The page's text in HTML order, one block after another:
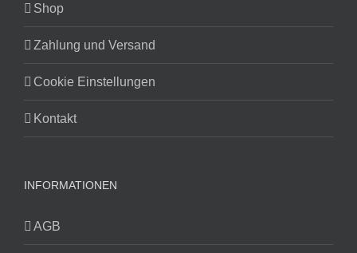
Shop
Zahlung und Versand
Cookie Einstellungen
Kontakt
INFORMATIONEN
AGB